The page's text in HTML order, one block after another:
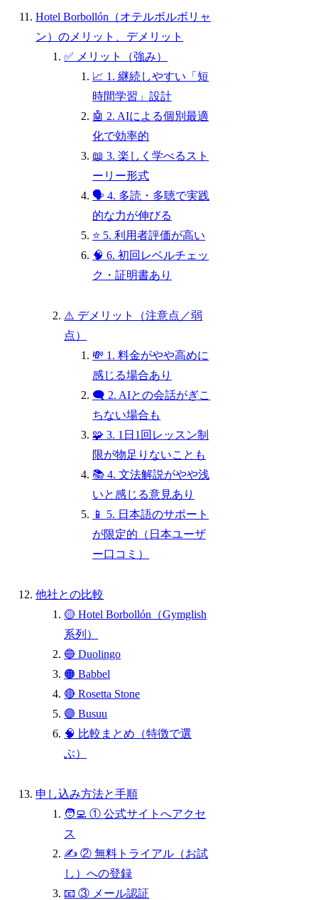
Hotel Borbollón（オテルボルボリャ
ン）のメリット、デメリット
✅ メリット（強み）
📈 1. 継続しやすい「短
時間学習」設計
🤖 2. AIによる個別最適
化で効率的
📖 3. 楽しく学べるスト
ーリー形式
🗣️ 4. 多読・多聴で実践
的な力が伸びる
⭐ 5. 利用者評価が高い
🧠 6. 初回レベルチェッ
ク・証明書あり
⚠️ デメリット（注意点／弱
点）
💸 1. 料金がやや高めに
感じる場合あり
🗨️ 2. AIとの会話がぎこ
ちない場合も
🧩 3. 1日1回レッスン制
限が物足りないことも
📚 4. 文法解説がやや浅
いと感じる意見あり
📱 5. 日本語のサポート
が限定的（日本ユーザ
ー口コミ）
他社との比較
🟡 Hotel Borbollón（Gymglish
系列）
🔵 Duolingo
🟠 Babbel
🔴 Rosetta Stone
🟣 Busuu
🧠 比較まとめ（特徴で選
ぶ）
申し込み方法と手順
🧑‍💻 ① 公式サイトへアクセ
ス
✍️ ② 無料トライアル（お試
し）への登録
📧 ③ メール認証